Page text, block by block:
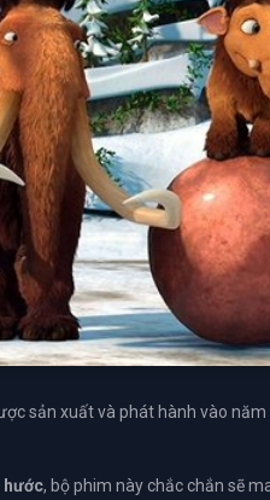
sản xuất và phát hành vào năm
hước, bộ phim này chắc chắn sẽ